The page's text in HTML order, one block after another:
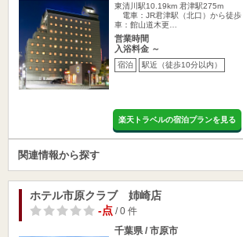
東清川駅10.19km 君津駅275m
電車：JR君津駅（北口）から徒
車：館山道木更…
営業時間
入浴料金 ～
宿泊 駅近（徒歩10分以内）
楽天トラベルの宿泊プランを見る
関連情報から探す
ホテル市原クラブ 姉崎店
-点/ 0 件
千葉県 / 市原市